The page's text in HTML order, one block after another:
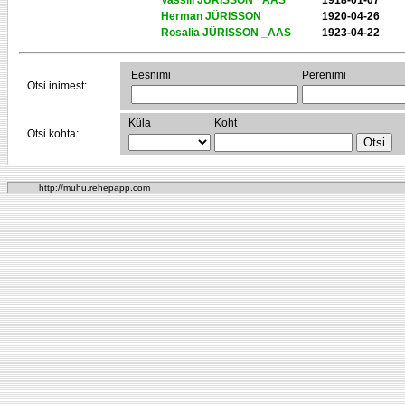
Herman JÜRISSON
1920-04-26
Rosalia JÜRISSON _AAS
1923-04-22
Otsi inimest:
Eesnimi Perenimi
Otsi kohta:
Küla Koht
http://muhu.rehepapp.com